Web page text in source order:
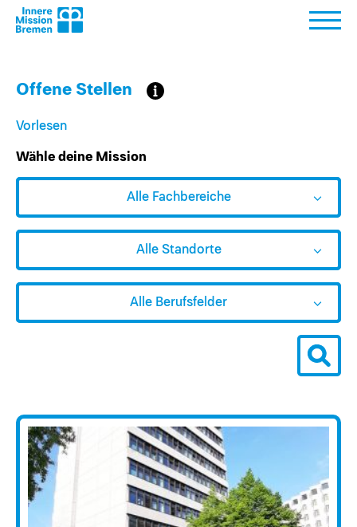
Offene Stellen
Vorlesen
Wähle deine Mission
Fachbereich auswählen
Standort auswählen
Berufsfeld auswählen
Alle Fachbereiche
Alle Standorte
Alle Berufsfelder
12 Stellenangebote gefunden.